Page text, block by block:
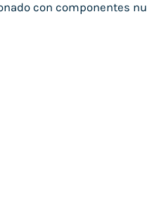
con componentes